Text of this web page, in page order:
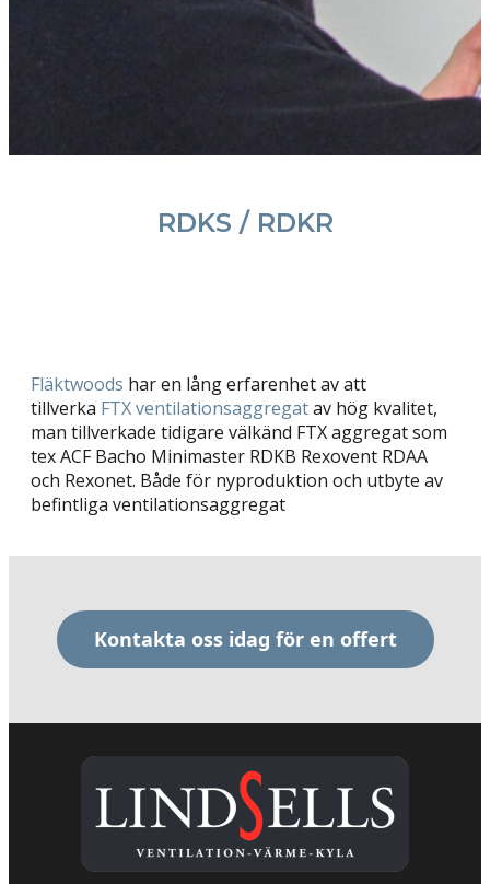
RDKS / RDKR
Fläktwoods har en lång erfarenhet av att
tillverka FTX ventilationsaggregatav hög kvalitet,
man tillverkade tidigare välkänd FTX aggregat som
tex ACF Bacho Minimaster RDKB Rexovent RDAA
och Rexonet. Både för nyproduktion och utbyte av
befintliga ventilationsaggregat
Kontakta oss idag för en offert